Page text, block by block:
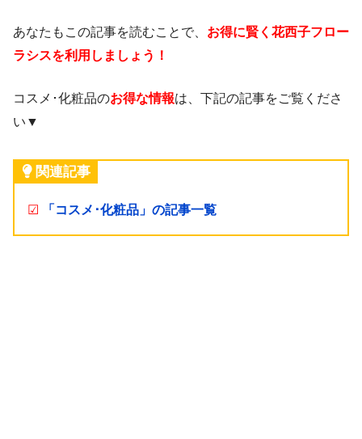
あなたもこの記事を読むことで、 お得に賢く花西子フロー
ラシスを利用しましょう！
コスメ･化粧品のお得な情報は、下記の記事をご覧くださ
い▼
関連記事
☑ 「コスメ･化粧品」の記事一覧